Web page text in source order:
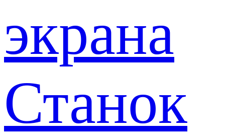
экрана
Станок